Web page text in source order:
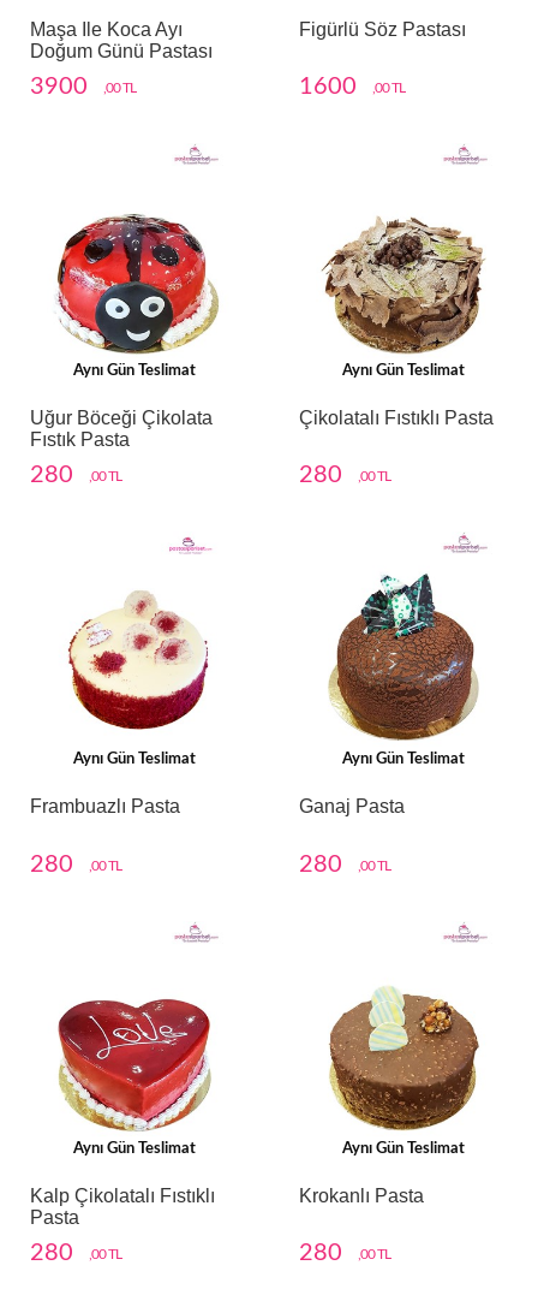
Maşa Ile Koca Ayı
Doğum Günü Pastası
3900 ,00 TL
Figürlü Söz Pastası
1600 ,00 TL
Aynı Gün Teslimat
Uğur Böceği Çikolata
Fıstık Pasta
280 ,00 TL
Aynı Gün Teslimat
Çikolatalı Fıstıklı Pasta
280 ,00 TL
Aynı Gün Teslimat
Frambuazlı Pasta
280 ,00 TL
Aynı Gün Teslimat
Ganaj Pasta
280 ,00 TL
Aynı Gün Teslimat
Kalp Çikolatalı Fıstıklı
Pasta
280 ,00 TL
Aynı Gün Teslimat
Krokanlı Pasta
280 ,00 TL